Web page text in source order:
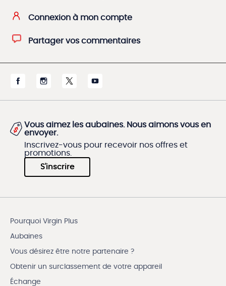
Connexion à mon compte
Partager vos commentaires
Vous aimez les aubaines. Nous aimons vous en
envoyer.
Inscrivez-vous pour recevoir nos offres et
promotions.
S'inscrire
Pourquoi Virgin Plus
Aubaines
Vous désirez être notre partenaire ?
Obtenir un surclassement de votre appareil
Échange